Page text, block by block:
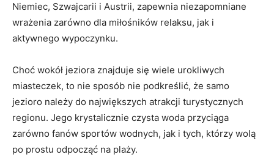
Niemiec, Szwajcarii i Austrii, zapewnia niezapomniane
wrażenia zarówno⁤ dla miłośników relaksu, jak‌ i
aktywnego wypoczynku.
Choć wokół jeziora znajduje się wiele urokliwych
‍miasteczek, to nie sposób nie podkreślić, że samo
jezioro należy do ⁣największych atrakcji turystycznych
regionu. Jego krystalicznie czysta woda przyciąga
zarówno fanów sportów wodnych, jak i tych, którzy wolą
po ⁣prostu odpocząć ⁢na plaży.